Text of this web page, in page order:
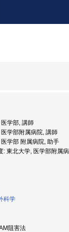
学部, 講師
学部附属病院, 講師
学部 附属病院, 助手
: 東北大学, 医学部附属
科学
阻害法